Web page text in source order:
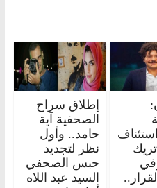
إطلاق سراح
الصحفية آية
حامد.. وأول
نظر لتجديد
حبس الصحفي
السيد عبد اللاه